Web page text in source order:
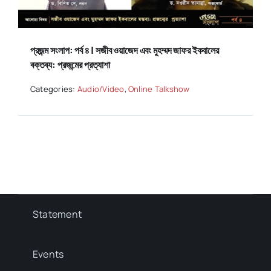
প্রজন্ম সংলাপ: পর্ব ৪ | সজীব ওয়াজেদ এবং মুহম্মদ জাফর ইকবালের
বক্তব্য: প্রজন্মের প্রত্যাশা
Categories: Audio/Video, Online Talkshow
Statement
Events